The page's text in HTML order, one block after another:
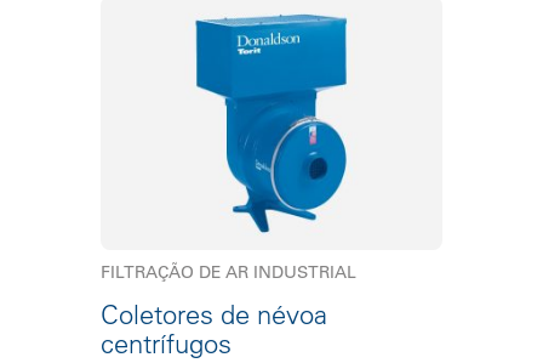
FILTRAÇÃO DE AR INDUSTRIAL
Coletores de névoa
centrífugos